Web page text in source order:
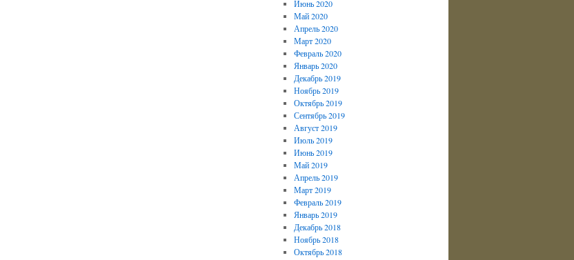
Июнь 2020
Май 2020
Апрель 2020
Март 2020
Февраль 2020
Январь 2020
Декабрь 2019
Ноябрь 2019
Октябрь 2019
Сентябрь 2019
Август 2019
Июль 2019
Июнь 2019
Май 2019
Апрель 2019
Март 2019
Февраль 2019
Январь 2019
Декабрь 2018
Ноябрь 2018
Октябрь 2018